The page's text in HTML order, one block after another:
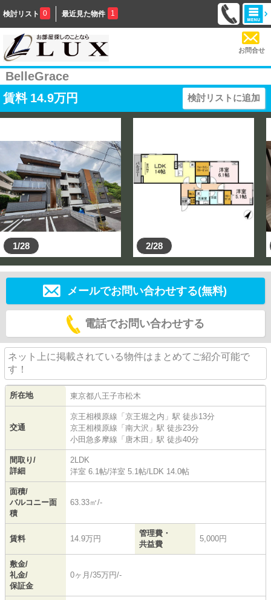
検討リスト 0 最近見た物件 1
お問合せ
BelleGrace
賃料 14.9万円 検討リストに追加
1/28 2/28
メールでお問い合わせする(無料)
電話でお問い合わせする
ネット上に掲載されている物件はまとめてご紹介可能で
す！
所在地 東京都八王子市松木
交通
京王相模原線 「京王堀之内 」駅 徒歩13分
京王相模原線 「南大沢 」駅 徒歩23分
小田急多摩線 「 唐木田 」駅 徒歩40分
間取り/
詳細
2LDK
洋室 6.1帖/洋室 5.1帖/LDK 14.0帖
面積/
バルコニー面
積
63.33㎡/-
賃料 14.9万円
管理費・
共益費
5,000円
敷金/
礼金/
保証金
0ヶ月/35万円/-